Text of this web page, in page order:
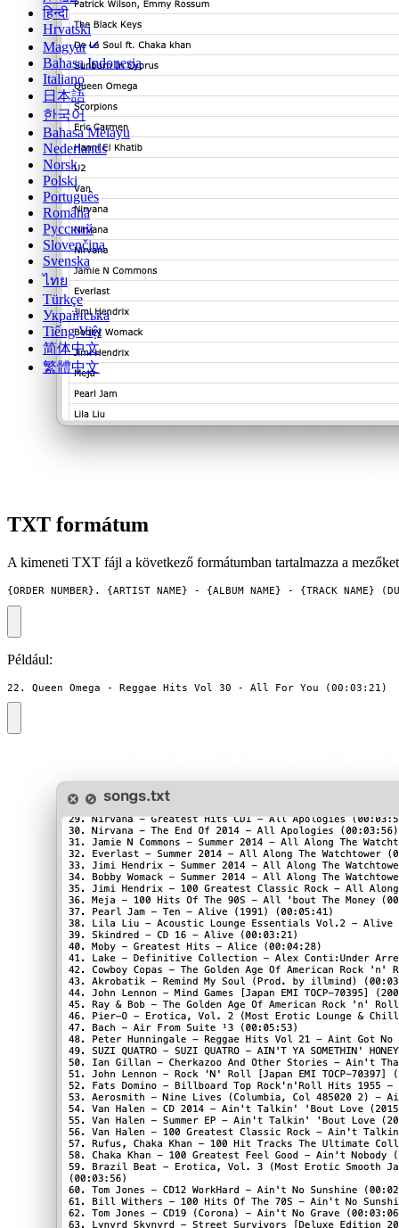
हिन्दी
Hrvatski
Magyar
Bahasa Indonesia
Italiano
日本語
한국어
Bahasa Melayu
Nederlands
Norsk
Polski
Português
Română
Русский
Slovenčina
Svenska
ไทย
Türkçe
Українська
Tiếng Việt
简体中文
繁體中文
TXT formátum
A kimeneti TXT fájl a következő formátumban tartalmazza a
{ORDER_NUMBER}. {ARTIST_NAME} - {ALBUM_NAME} - {TRACK_NAME}
Például:
22. Queen Omega - Reggae Hits Vol 30 - All For You (00:03:21)